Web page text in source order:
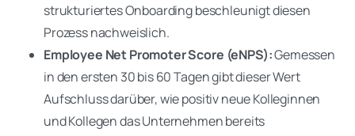
strukturiertes Onboarding beschleunigt diesen
Prozess nachweislich.
Employee Net Promoter Score (eNPS):Gemessen
in den ersten 30 bis 60 Tagen gibt dieser Wert
Aufschluss darüber, wie positiv neue Kolleginnen
und Kollegen das Unternehmen bereits